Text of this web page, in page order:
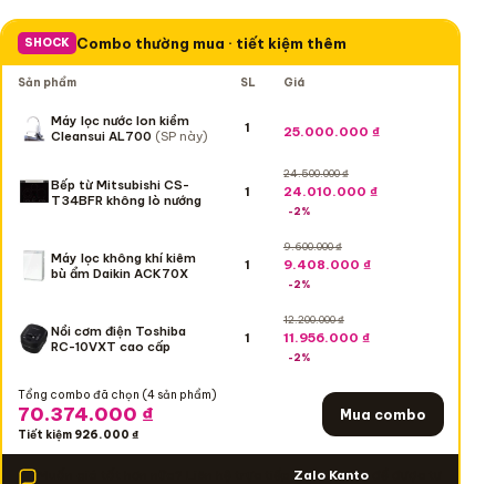
SHOCK Combo thường mua · tiết kiệm thêm
Sản phẩm SLSố lượng
Giá
Máy lọc nước Ion kiềm
Cleansui AL700 (SP này)
1 25.000.000 ₫
Bếp từ Mitsubishi CS-
T34BFR không lò nướng
1
24.500.000₫
24.010.000 ₫
-2%
Máy lọc không khí kiêm
bù ẩm Daikin ACK70X
1
9.600.000₫
9.408.000 ₫
-2%
Nồi cơm điện Toshiba
RC-10VXT cao cấp
1
12.200.000₫
11.956.000 ₫
-2%
Tổng combo đã chọn (4sản phẩm)
70.374.000 ₫
Tiết kiệm 926.000 ₫
Mua combo
Zalo Kantođể được tư